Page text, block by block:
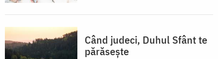
Când judeci, Duhul Sfânt te
părăsește